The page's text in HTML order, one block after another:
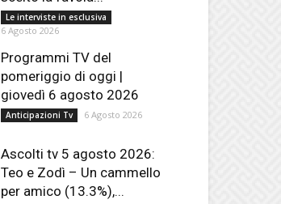
Le interviste in esclusiva
6 Agosto 2026
Programmi TV del
pomeriggio di oggi |
giovedì 6 agosto 2026
Anticipazioni Tv 6 Agosto 2026
Ascolti tv 5 agosto 2026:
Teo e Zodì – Un cammello
per amico (13.3%),...